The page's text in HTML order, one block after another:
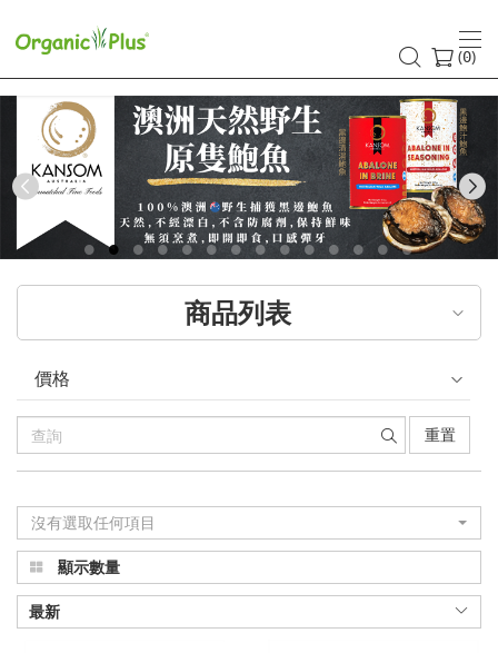
香
港
有
機
食
品
店
嚴
選
歐
美
產
品
真
正
(0)
Previous
商品列表
價格
重置
沒有選取任何項目
顯示數量
最新